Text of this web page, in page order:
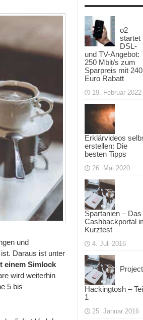
und
Daraus ist unter
einem Simlock
wird weiterhin
5 bis
o2
startet
DSL-
und TV-Angebot:
250 Mbit/s zum
Sparpreis mit 240
Euro Rabatt
19. Februar 2022
Erklärvideos
erstellen: Die
besten Tipps
26. Mai 2020
Spartanien – Das
Cashbackportal
Kurztest
4. Juli 2016
Project
Hackingtosh –
1
25. Januar 2016